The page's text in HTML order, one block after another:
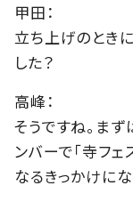
甲田：
立ち上げのとき
した？
高峰：
そうですね。ま
ンバーで「寺フ
なるきっかけに